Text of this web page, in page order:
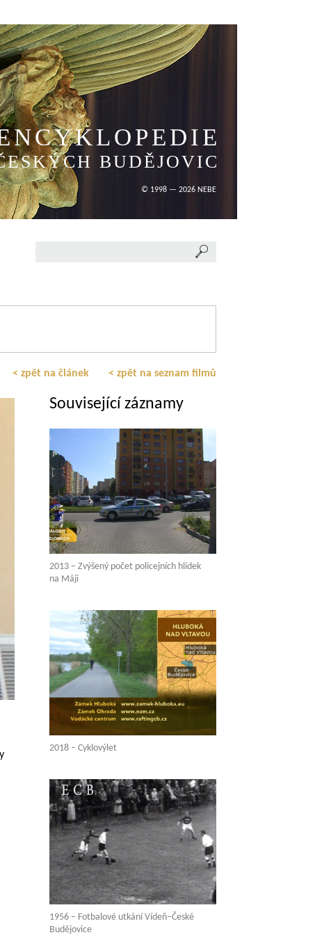
BUDĚJOVIC
© 1998 — 2026 NEBE
< zpět na článek < zpět na seznam filmů
Související záznamy
2013 – Zvýšený počet policejních hlídek
na Máji
2018 – Cyklovýlet
1956 – Fotbalové utkání Vídeň–České
Budějovice